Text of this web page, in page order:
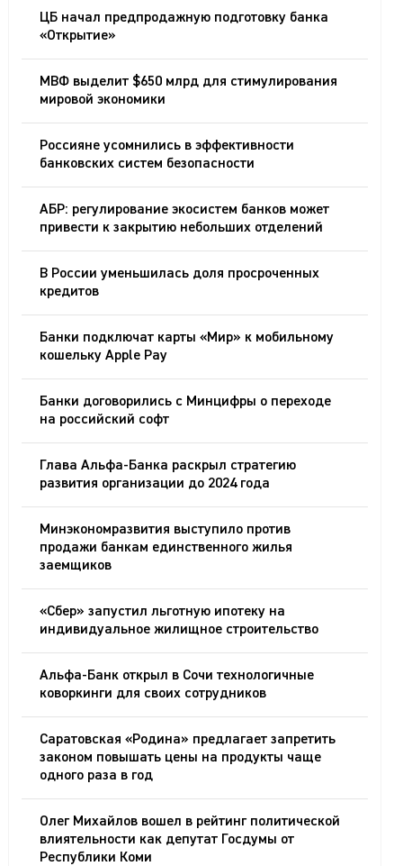
ЦБ начал предпродажную подготовку банка
«Открытие»
МВФ выделит $650 млрд для стимулирования
мировой экономики
Россияне усомнились в эффективности
банковских систем безопасности
АБР: регулирование экосистем банков может
привести к закрытию небольших отделений
В России уменьшилась доля просроченных
кредитов
Банки подключат карты «Мир» к мобильному
кошельку Apple Pay
Банки договорились с Минцифры о переходе
на российский софт
Глава Альфа-Банка раскрыл стратегию
развития организации до 2024 года
Минэкономразвития выступило против
продажи банкам единственного жилья
заемщиков
«Сбер» запустил льготную ипотеку на
индивидуальное жилищное строительство
Альфа-Банк открыл в Сочи технологичные
коворкинги для своих сотрудников
Саратовская «Родина» предлагает запретить
законом повышать цены на продукты чаще
одного раза в год
Олег Михайлов вошел в рейтинг политической
влиятельности как депутат Госдумы от
Республики Коми